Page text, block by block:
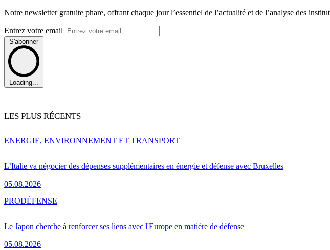
Notre newsletter gratuite phare, offrant chaque jour l’essentiel de l’actualité et de l’analyse des
Entrez votre email
S'abonner
Loading...
LES PLUS RÉCENTS
L’Italie va négocier des dépenses supplémentaires en énergie et défense avec Bruxelles
05.08.2026
ENERGIE, ENVIRONNEMENT ET TRANSPORT
Le Japon cherche à renforcer ses liens avec l'Europe en matière de défense
05.08.2026
PRODÉFENSE